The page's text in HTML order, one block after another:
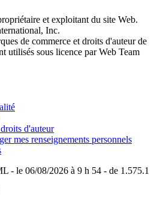
et exploitant du site Web.
Inc.
de commerce et droits d'auteur de
utilisés sous licence par Web Team
d'auteur
mes renseignements personnels
- le 06/08/2026 à 9 h 54 - de 1.575.1